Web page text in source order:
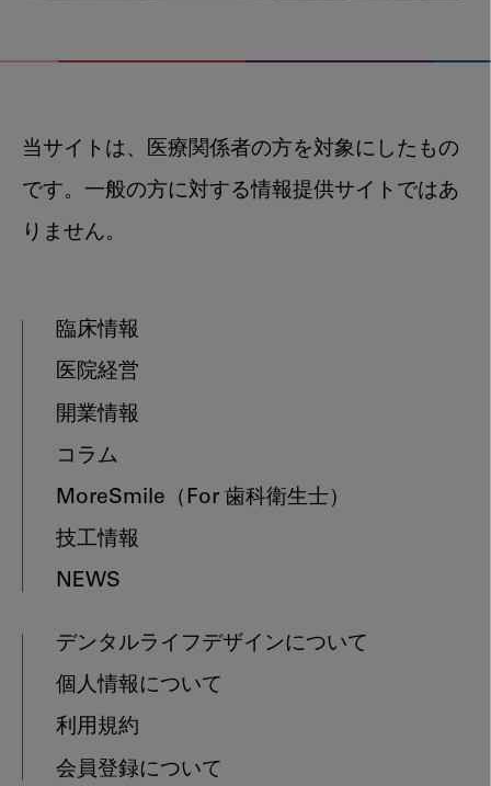
当サイトは、医療関係者の方を対象にしたもの
です。一般の方に対する情報提供サイトではあ
りません。
臨床情報
医院経営
開業情報
コラム
MoreSmile （For 歯科衛生士）
技工情報
NEWS
デンタルライフデザインについて
個人情報について
利用規約
会員登録について